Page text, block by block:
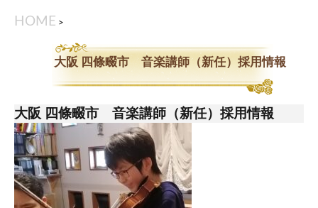
HOME >
大阪 四條畷市 音楽講師（新任）採用情報
大阪 四條畷市 音楽講師（新任）採用情報